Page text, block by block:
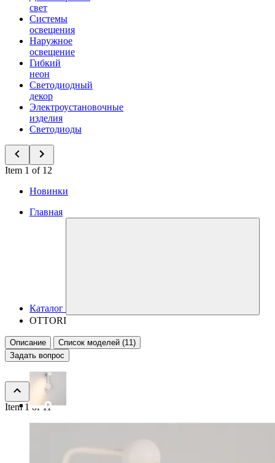
свет
Системы
освещения
Наружное
освещение
Гибкий
неон
Светодиодный
декор
Электроустановочные
изделия
Светодиоды
Item 1 of 12
Новинки
Главная
Каталог
OTTORI
Описание
Список моделей (11)
Задать вопрос
Item 1 of 11